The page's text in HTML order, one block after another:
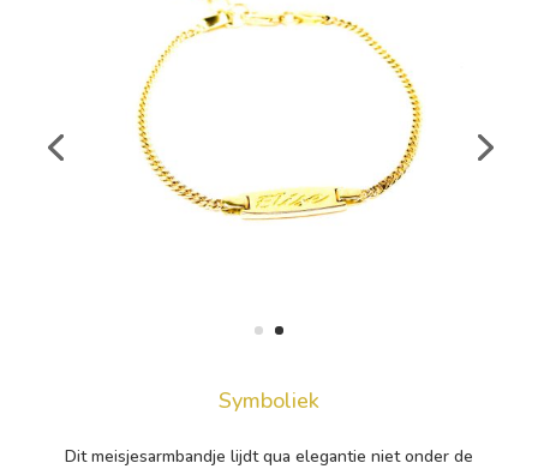
Symboliek
Dit meisjesarmbandje lijdt qua elegantie niet onder de